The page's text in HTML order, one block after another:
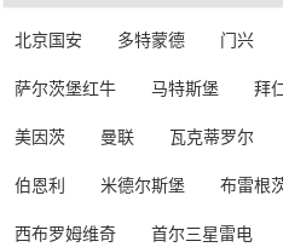
北京国安 多特蒙德 门兴
萨尔茨堡红牛 马特斯堡 拜
美因茨 曼联 瓦克蒂罗尔
伯恩利 米德尔斯堡 布雷根
西布罗姆维奇 首尔三星雷电